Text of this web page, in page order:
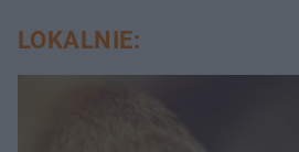
LOKALNIE: